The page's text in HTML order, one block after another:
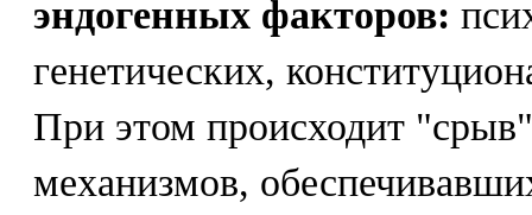
эндогенных факторов:
генетических,
При этом происходит
механизмов,